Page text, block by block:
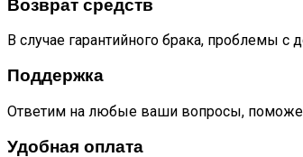
Возврат средств
В случае гарантийного брака, проблемы с
Поддержка
Ответим на любые ваши вопросы,
Удобная оплата